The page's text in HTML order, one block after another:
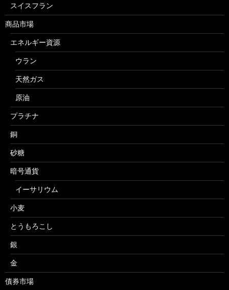
スイスフラン
商品市場
エネルギー資源
ウラン
天然ガス
原油
プラチナ
銅
砂糖
暗号通貨
イーサリウム
小麦
とうもろこし
銀
金
債券市場